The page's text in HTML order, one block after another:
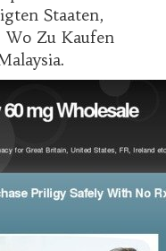
Staaten,
Zu Kaufen